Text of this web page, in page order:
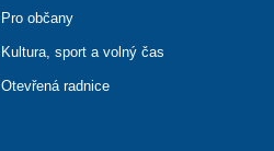
Pro občany
Kultura, sport a volný čas
Otevřená radnice